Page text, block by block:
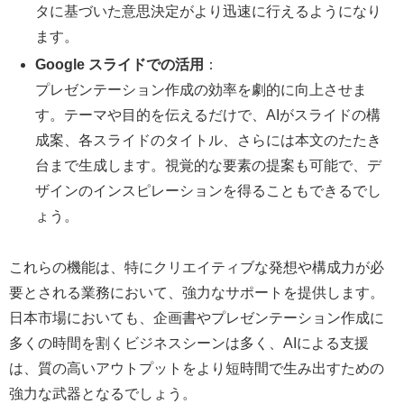
タに基づいた意思決定がより迅速に行えるようになり
ます。
Google スライドでの活用 ：
プレゼンテーション作成の効率を劇的に向上させま
す。テーマや目的を伝えるだけで、AIがスライドの構
成案、各スライドのタイトル、さらには本文のたたき
台まで生成します。視覚的な要素の提案も可能で、デ
ザインのインスピレーションを得ることもできるでし
ょう。
これらの機能は、特にクリエイティブな発想や構成力が必
要とされる業務において、強力なサポートを提供します。
日本市場においても、企画書やプレゼンテーション作成に
多くの時間を割くビジネスシーンは多く、AIによる支援
は、質の高いアウトプットをより短時間で生み出すための
強力な武器となるでしょう。